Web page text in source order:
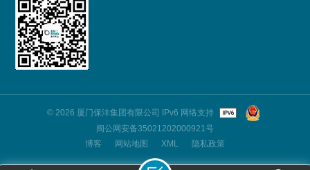
© 2026 厦门保沣集团有限公司 IPv6 网络支持
闽公网安备35021202000921号
博客
网站地图 XML 隐私政策